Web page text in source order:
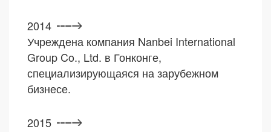
2014
Учреждена компания Nanbei International
Group Co., Ltd. в Гонконге,
специализирующаяся на зарубежном
бизнесе.
2015